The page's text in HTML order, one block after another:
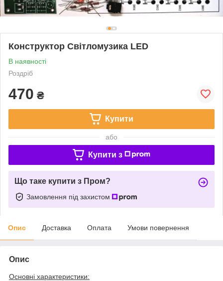
Конструктор Світломузика LED
В наявності
Роздріб
470 ₴
Купити
або
Купити з
Що таке купити з Пром?
Замовлення під захистом
Опис Доставка Оплата Умови повернення
Опис
Основні характеристики: